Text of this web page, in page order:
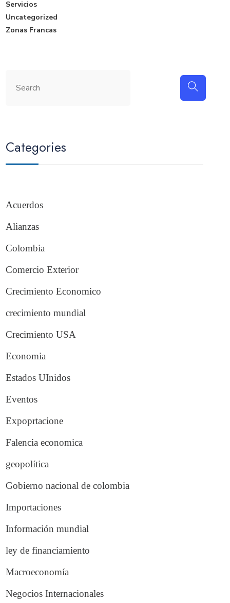
Servicios
Uncategorized
Zonas Francas
Categories
Acuerdos
Alianzas
Colombia
Comercio Exterior
Crecimiento Economico
crecimiento mundial
Crecimiento USA
Economia
Estados UInidos
Eventos
Expoprtacione
Falencia economica
geopolítica
Gobierno nacional de colombia
Importaciones
Información mundial
ley de financiamiento
Macroeconomía
Negocios Internacionales